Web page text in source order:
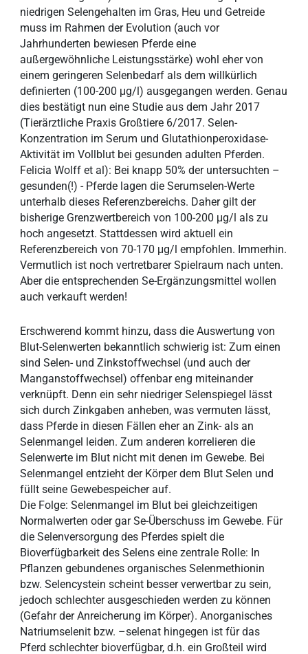
niedrigen Selengehalten im Gras, Heu und Getreide
muss im Rahmen der Evolution (auch vor
Jahrhunderten bewiesen Pferde eine
außergewöhnliche Leistungsstärke) wohl eher von
einem geringeren Selenbedarf als dem willkürlich
definierten (100-200 μg/l) ausgegangen werden. Genau
dies bestätigt nun eine Studie aus dem Jahr 2017
(Tierärztliche Praxis Großtiere 6/2017. Selen-
Konzentration im Serum und Glutathionperoxidase-
Aktivität im Vollblut bei gesunden adulten Pferden.
Felicia Wolff et al): Bei knapp 50% der untersuchten –
gesunden(!) - Pferde lagen die Serumselen-Werte
unterhalb dieses Referenzbereichs. Daher gilt der
bisherige Grenzwertbereich von 100-200 μg/l als zu
hoch angesetzt. Stattdessen wird aktuell ein
Referenzbereich von 70-170 μg/l empfohlen. Immerhin.
Vermutlich ist noch vertretbarer Spielraum nach unten.
Aber die entsprechenden Se-Ergänzungsmittel wollen
auch verkauft werden!
Erschwerend kommt hinzu, dass die Auswertung von
Blut-Selenwerten bekanntlich schwierig ist: Zum einen
sind Selen- und Zinkstoffwechsel (und auch der
Manganstoffwechsel) offenbar eng miteinander
verknüpft. Denn ein sehr niedriger Selenspiegel lässt
sich durch Zinkgaben anheben, was vermuten lässt,
dass Pferde in diesen Fällen eher an Zink- als an
Selenmangel leiden. Zum anderen korrelieren die
Selenwerte im Blut nicht mit denen im Gewebe. Bei
Selenmangel entzieht der Körper dem Blut Selen und
füllt seine Gewebespeicher auf.
Die Folge: Selenmangel im Blut bei gleichzeitigen
Normalwerten oder gar Se-Überschuss im Gewebe. Für
die Selenversorgung des Pferdes spielt die
Bioverfügbarkeit des Selens eine zentrale Rolle: In
Pflanzen gebundenes organisches Selenmethionin
bzw. Selencystein scheint besser verwertbar zu sein,
jedoch schlechter ausgeschieden werden zu können
(Gefahr der Anreicherung im Körper). Anorganisches
Natriumselenit bzw. –selenat hingegen ist für das
Pferd schlechter bioverfügbar, d.h. ein Großteil wird